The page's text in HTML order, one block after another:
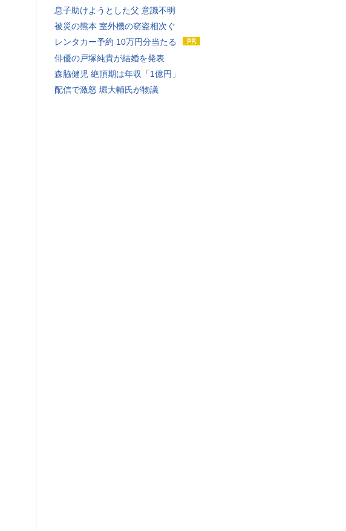
息子助けようとした父 意識不明
被災の熊本 室外機の窃盗相次ぐ
レンタカー予約 10万円分当たる
俳優の戸塚純貴が結婚を発表
森脇健児 絶頂期は年収「1億円」
配信で激怒 堀大輔氏が物議